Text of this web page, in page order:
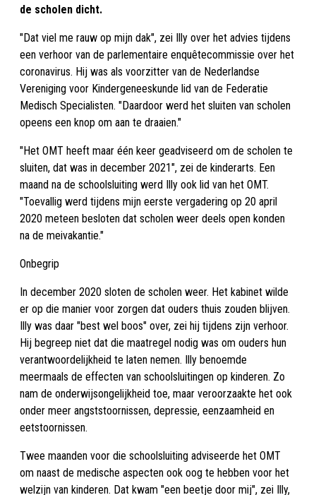
de scholen dicht.
"Dat viel me rauw op mijn dak", zei Illy over het advies tijdens
een verhoor van de parlementaire enquêtecommissie over het
coronavirus. Hij was als voorzitter van de Nederlandse
Vereniging voor Kindergeneeskunde lid van de Federatie
Medisch Specialisten. "Daardoor werd het sluiten van scholen
opeens een knop om aan te draaien."
"Het OMT heeft maar één keer geadviseerd om de scholen te
sluiten, dat was in december 2021", zei de kinderarts. Een
maand na de schoolsluiting werd Illy ook lid van het OMT.
"Toevallig werd tijdens mijn eerste vergadering op 20 april
2020 meteen besloten dat scholen weer deels open konden
na de meivakantie."
Onbegrip
In december 2020 sloten de scholen weer. Het kabinet wilde
er op die manier voor zorgen dat ouders thuis zouden blijven.
Illy was daar "best wel boos" over, zei hij tijdens zijn verhoor.
Hij begreep niet dat die maatregel nodig was om ouders hun
verantwoordelijkheid te laten nemen. Illy benoemde
meermaals de effecten van schoolsluitingen op kinderen. Zo
nam de onderwijsongelijkheid toe, maar veroorzaakte het ook
onder meer angststoornissen, depressie, eenzaamheid en
eetstoornissen.
Twee maanden voor die schoolsluiting adviseerde het OMT
om naast de medische aspecten ook oog te hebben voor het
welzijn van kinderen. Dat kwam "een beetje door mij", zei Illy,